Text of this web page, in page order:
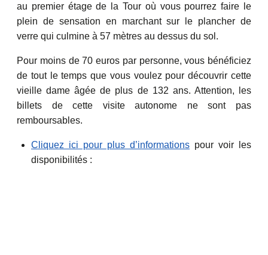
au premier étage de la Tour où vous pourrez faire le
plein de sensation en marchant sur le plancher de
verre qui culmine à 57 mètres au dessus du sol.
Pour moins de 70 euros par personne, vous bénéficiez
de tout le temps que vous voulez pour découvrir cette
vieille dame âgée de plus de 132 ans. Attention, les
billets de cette visite autonome ne sont pas
remboursables.
Cliquez ici pour plus d’informations pour voir les
disponibilités :